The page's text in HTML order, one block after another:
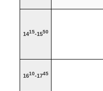
1415-1550
1610-1745